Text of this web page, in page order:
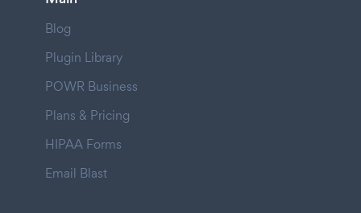
Blog
Plugin Library
POWR Business
Plans & Pricing
HIPAA Forms
Email Blast